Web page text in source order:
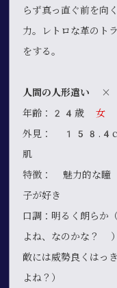
らず真っ直ぐ前を向
力。レトロな革のト
をする。
人間の人形遣い ×
年齢：24歳女
外見：
肌
特徴： 魅力的な
子が好き
口調：明るく朗らか
よね、なのかな？ ）
敵には威勢良くはっ
よね？）